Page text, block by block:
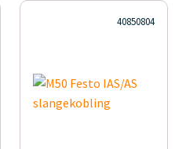
40850804